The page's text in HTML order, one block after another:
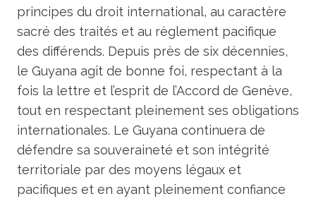
principes du droit international, au caractère
sacré des traités et au règlement pacifique
des différends. Depuis près de six décennies,
le Guyana agit de bonne foi, respectant à la
fois la lettre et l’esprit de l’Accord de Genève,
tout en respectant pleinement ses obligations
internationales. Le Guyana continuera de
défendre sa souveraineté et son intégrité
territoriale par des moyens légaux et
pacifiques et en ayant pleinement confiance